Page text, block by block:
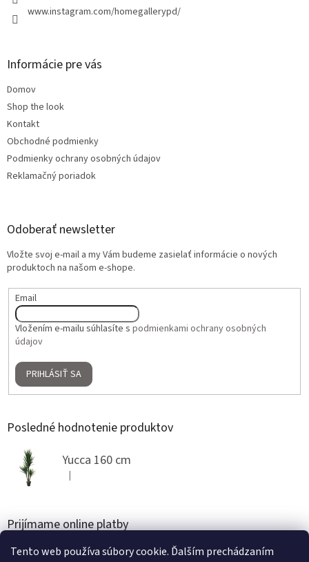
Tento web používa súbory cookie. Ďalším prechádzaním
www.instagram.com/homegallerypd/
Informácie pre vás
Domov
Shop the look
Kontakt
Obchodné podmienky
Podmienky ochrany osobných údajov
Reklamačný poriadok
Odoberať newsletter
Vložte svoj e-mail a my Vám budeme zasielať informácie o nových
produktoch na našom e-shope.
Email
Vložením e-mailu súhlasíte s podmienkami ochrany osobných
údajov
PRIHLÁSIŤ SA
Posledné hodnotenie produktov
Yucca 160 cm
Hodnotenie produktu je 5 z 5 hviezdičiek.
|
Prijímame online platby